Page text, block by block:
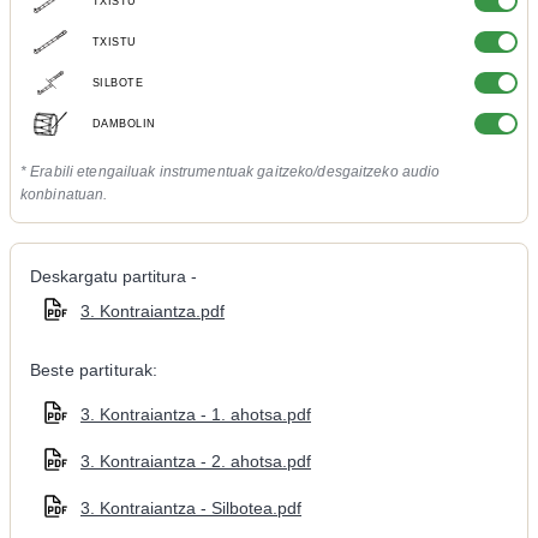
TXISTU
SILBOTE
DAMBOLIN
* Erabili etengailuak instrumentuak gaitzeko/desgaitzeko audio
konbinatuan.
Deskargatu partitura -
3. Kontraiantza.pdf
Beste partiturak:
3. Kontraiantza - 1. ahotsa.pdf
3. Kontraiantza - 2. ahotsa.pdf
3. Kontraiantza - Silbotea.pdf